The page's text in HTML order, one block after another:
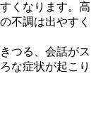
くなります。高
不調は出やすく
つる、会話がス
な症状が起こり